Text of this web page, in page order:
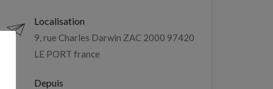
Localisation
9, rue Charles Darwin ZAC 2000 97420
LE PORT france
Depuis